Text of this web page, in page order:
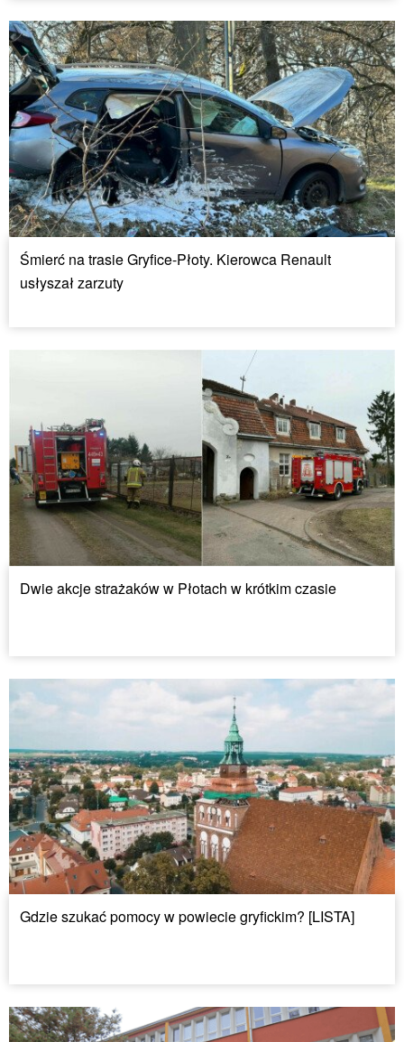
Śmierć na trasie Gryfice-Płoty. Kierowca Renault
usłyszał zarzuty
Dwie akcje strażaków w Płotach w krótkim czasie
Gdzie szukać pomocy w powiecie gryfickim? [LISTA]